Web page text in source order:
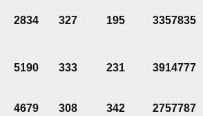
2834 327 195 3357835
5190 333 231 3914777
4679 308 342 2757787